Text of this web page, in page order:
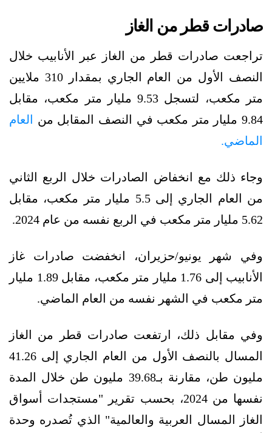
صادرات قطر من الغاز
تراجعت صادرات قطر من الغاز عبر الأنابيب خلال
النصف الأول من العام الجاري بمقدار 310 ملايين
متر مكعب، لتسجل 9.53 مليار متر مكعب، مقابل
9.84 مليار متر مكعب في النصف المقابل من
العام
الماضي.
وجاء ذلك مع انخفاض الصادرات خلال الربع الثاني
من العام الجاري إلى 5.5 مليار متر مكعب، مقابل
5.62 مليار متر مكعب في الربع نفسه من عام 2024.
وفي شهر يونيو/حزيران، انخفضت صادرات غاز
الأنابيب إلى 1.76 مليار متر مكعب، مقابل 1.89 مليار
متر مكعب في الشهر نفسه من العام الماضي.
وفي مقابل ذلك، ارتفعت صادرات قطر من الغاز
المسال بالنصف الأول من العام الجاري إلى 41.26
مليون طن، مقارنة بـ39.68 مليون طن خلال المدة
نفسها من 2024، بحسب تقرير "مستجدات أسواق
الغاز المسال العربية والعالمية" الذي تُصدره وحدة